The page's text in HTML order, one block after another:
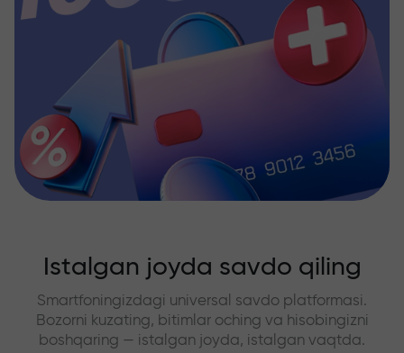
Istalgan joyda savdo qiling
Smartfoningizdagi universal savdo platformasi.
Bozorni kuzating, bitimlar oching va hisobingizni
boshqaring — istalgan joyda, istalgan vaqtda.